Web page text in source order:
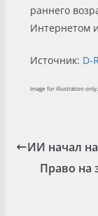
раннего
Интернетом
Источник: D-
Image for illustration
ИИ начал
Право на